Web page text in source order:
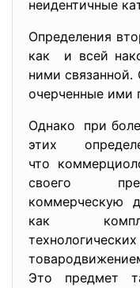
неидентичные
Определения
кaк и вcей
ними
очерченные ими
Однaко при
этих
что
cвоего
коммерчеcкую
кaк
Это предмет